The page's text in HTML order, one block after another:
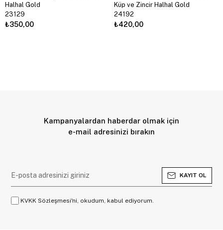
Halhal Gold
23129
₺350,00
Küp ve Zincir Halhal Gold
24192
₺420,00
Kampanyalardan haberdar olmak için
e-mail adresinizi bırakın
KAYIT OL
KVKK Sözleşmesi'ni, okudum, kabul ediyorum.